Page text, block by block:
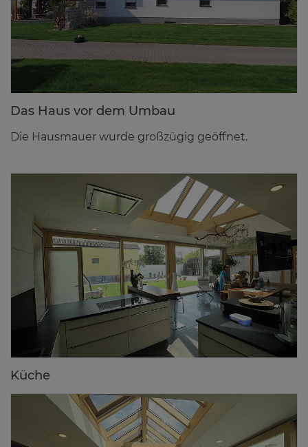
Das Haus vor dem Um­bau
Die Hausmauer wurde großzügig geöffnet.
Kü­che